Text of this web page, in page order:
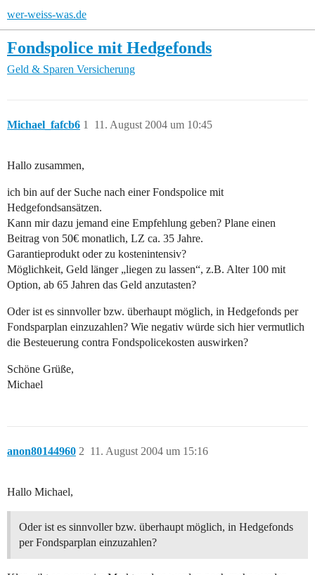
wer-weiss-was.de
Fondspolice mit Hedgefonds
Geld & Sparen Versicherung
Michael_fafcb6 11. August 2004 um 10:45
1
Hallo zusammen,
ich bin auf der Suche nach einer Fondspolice mit
Hedgefondsansätzen.
Kann mir dazu jemand eine Empfehlung geben? Plane einen
Beitrag von 50€ monatlich, LZ ca. 35 Jahre.
Garantieprodukt oder zu kostenintensiv?
Möglichkeit, Geld länger „liegen zu lassen“, z.B. Alter 100 mit
Option, ab 65 Jahren das Geld anzutasten?
Oder ist es sinnvoller bzw. überhaupt möglich, in Hedgefonds per
Fondsparplan einzuzahlen? Wie negativ würde sich hier vermutlich
die Besteuerung contra Fondspolicekosten auswirken?
Schöne Grüße,
Michael
anon80144960 11. August 2004 um 15:16
2
Hallo Michael,
Oder ist es sinnvoller bzw. überhaupt möglich, in Hedgefonds
per Fondsparplan einzuzahlen?